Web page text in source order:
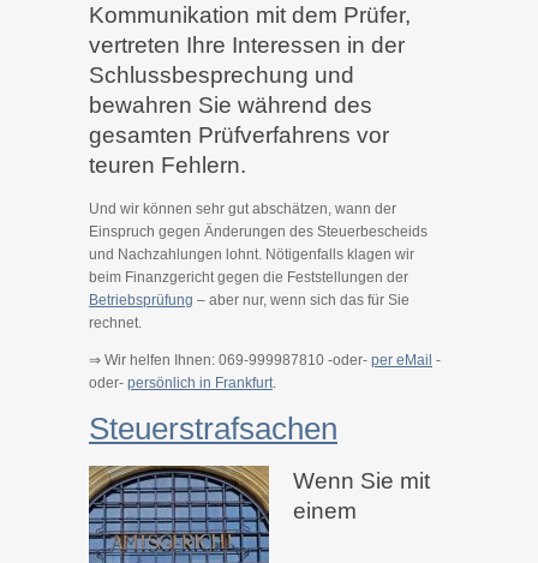
Kommunikation mit dem Prüfer,
vertreten Ihre Interessen in der
Schlussbesprechung und
bewahren Sie während des
gesamten Prüfverfahrens vor
teuren Fehlern.
Und wir können sehr gut abschätzen, wann der
Einspruch gegen Änderungen des Steuerbescheids
und Nachzahlungen lohnt. Nötigenfalls klagen wir
beim Finanzgericht gegen die Feststellungen der
Betriebsprüfung – aber nur, wenn sich das für Sie
rechnet.
⇒ Wir helfen Ihnen: 069-999987810 -oder- per eMail -
oder- persönlich in Frankfurt.
Steuerstrafsachen
Wenn Sie mit
einem